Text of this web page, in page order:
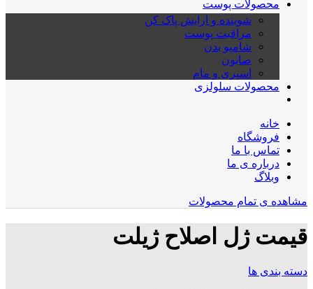
محصولات پوست
شوینده و ارایش پاک کن
مراقبت پوست
شامپو بدن
صابون
اسپری و مام
محصولات سلولزی
خانه
فروشگاه
تماس با ما
درباره ی ما
وبلاگ
مشاهده ی تمام محصولات
قیمت ژل اصلاح ژیلت
دسته بندی ها